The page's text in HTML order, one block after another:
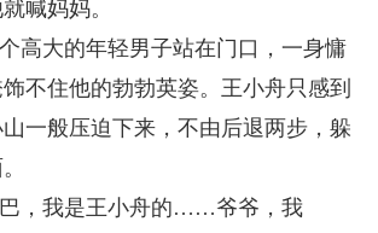
喊妈妈。
高大的年轻男子站在门口，一身慵
不住他的勃勃英姿。王小舟只感到
一般压迫下来，不由后退两步，躲
，我是王小舟的……爷爷，我